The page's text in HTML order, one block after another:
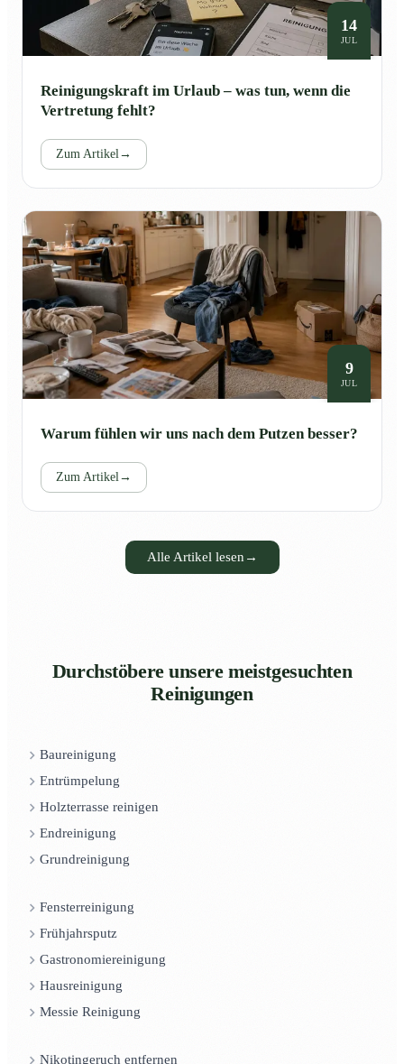
14
JUL
Reinigungskraft im Urlaub – was tun, wenn die
Vertretung fehlt?
Zum Artikel→
9
JUL
Warum fühlen wir uns nach dem Putzen besser?
Zum Artikel→
Alle Artikel lesen →
Durchstöbere unsere meistgesuchten
Reinigungen
Baureinigung
Entrümpelung
Holzterrasse reinigen
Endreinigung
Grundreinigung
Fensterreinigung
Frühjahrsputz
Gastronomiereinigung
Hausreinigung
Messie Reinigung
Nikotingeruch entfernen